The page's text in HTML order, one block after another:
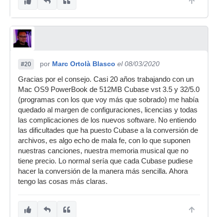
#20 por Marc Ortolà Blasco el 08/03/2020
Gracias por el consejo. Casi 20 años trabajando con un
Mac OS9 PowerBook de 512MB Cubase vst 3.5 y 32/5.0
(programas con los que voy más que sobrado) me había
quedado al margen de configuraciones, licencias y todas
las complicaciones de los nuevos software. No entiendo
las dificultades que ha puesto Cubase a la conversión de
archivos, es algo echo de mala fe, con lo que suponen
nuestras canciones, nuestra memoria musical que no
tiene precio. Lo normal sería que cada Cubase pudiese
hacer la conversión de la manera más sencilla. Ahora
tengo las cosas más claras.